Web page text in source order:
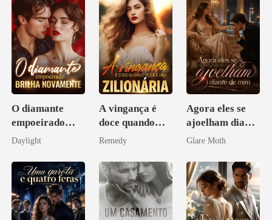
O diamante
empoeirado
brilha
Daylight
A vingança é
doce quando
você é uma
Remedy
Agora eles se
ajoelham diante
de mim
Glare Moth